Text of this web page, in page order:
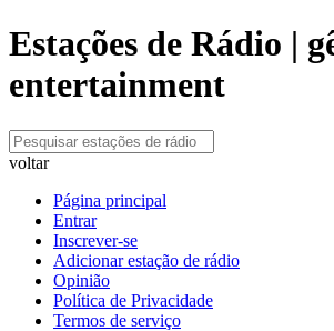
Estações de Rádio |
entertainment
voltar
Página principal
Entrar
Inscrever-se
Adicionar estação de rádio
Opinião
Política de Privacidade
Termos de serviço